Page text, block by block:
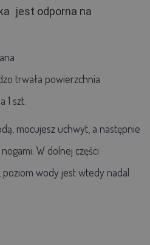
jest odporna na
trwała powierzchnia
1 szt.
mocujesz uchwyt, a następnie
W dolnej części
poziom wody jest wtedy nadal